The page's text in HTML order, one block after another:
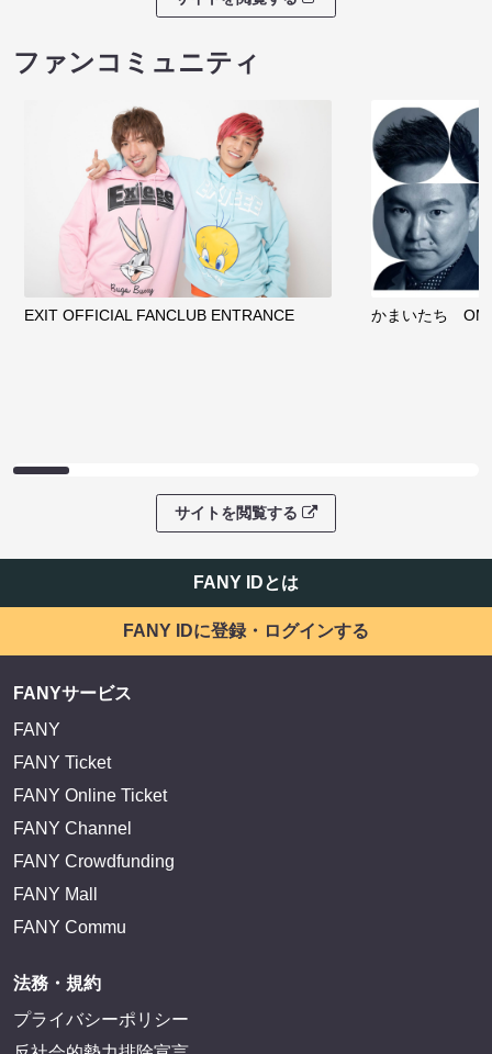
クラウドファンディング
サイトを閲覧する
ファンコミュニティ
FANY IDに登録・ログインする
FANYサービス
FANY
FANY Ticket
FANY Crowdfunding